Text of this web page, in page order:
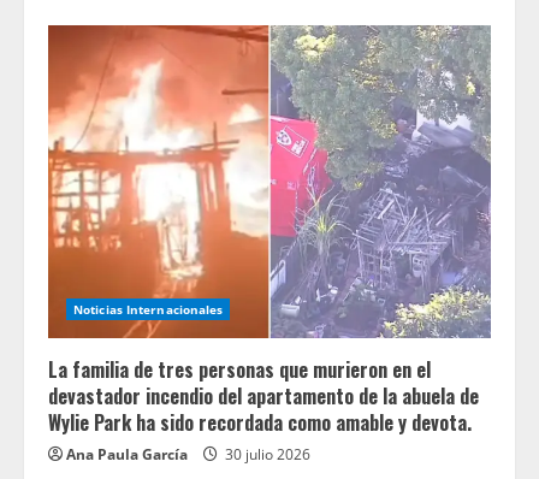
Noticias Internacionales
La familia de tres personas que murieron en el
devastador incendio del apartamento de la abuela de
Wylie Park ha sido recordada como amable y devota.
Ana Paula García 30 julio 2026